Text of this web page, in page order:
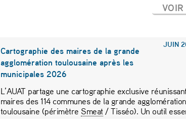
JUIN
Cartographie des maires de la grande
agglomération toulousaine après les
municipales 2026
L’AUAT partage une cartographie exclusive
maires des 114 communes de la grande agglomération
toulousaine (périmètre Smeat/ Tisséo). Un outil